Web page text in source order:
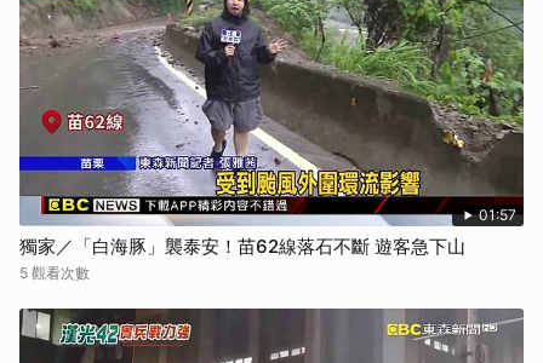
01:57
獨家／「白海豚」襲泰安！苗62線落石不斷 遊客急下山
5 觀看次數